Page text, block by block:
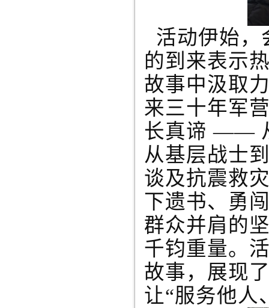
活动伊始，
的到来表示
故事中汲取
来三十年军
长真谛 ——
从基层战士
谈及抗震救
下遗书、勇
群众并肩的
千钧重量。
故事，展现
让“服务他人